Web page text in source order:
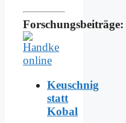
Forschungsbeiträge:
Keuschnig
statt
Kobal